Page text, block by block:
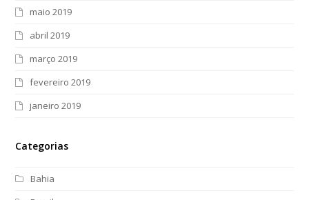
maio 2019
abril 2019
março 2019
fevereiro 2019
janeiro 2019
Categorias
Bahia